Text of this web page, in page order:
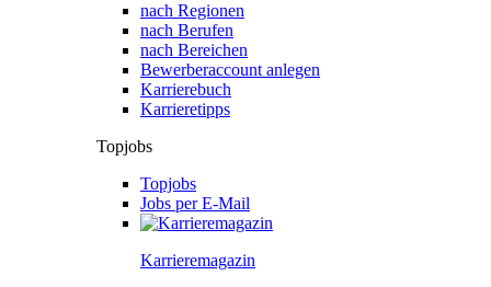
nach Regionen
nach Berufen
nach Bereichen
Bewerberaccount anlegen
Karrierebuch
Karrieretipps
Topjobs
Topjobs
Jobs per E-Mail
Karriere­magazin